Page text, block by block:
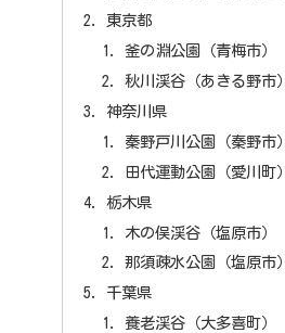
東京都
釜の淵公園（青梅市）
秋川渓谷（あきる野市）
神奈川県
秦野戸川公園（秦野市）
田代運動公園（愛川町）
栃木県
木の俣渓谷（塩原市）
那須疎水公園（塩原市）
千葉県
養老渓谷（大多喜町）